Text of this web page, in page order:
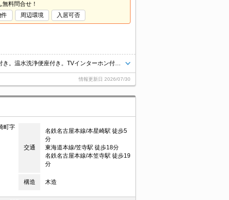
料問合せ！
件 周辺環境 入居可否
情報更新日 2026/07/30
町字
交通
名鉄名古屋本線/本星崎駅 徒歩5
分
東海道本線/笠寺駅 徒歩18分
名鉄名古屋本線/本笠寺駅 徒歩19
分
構造 木造